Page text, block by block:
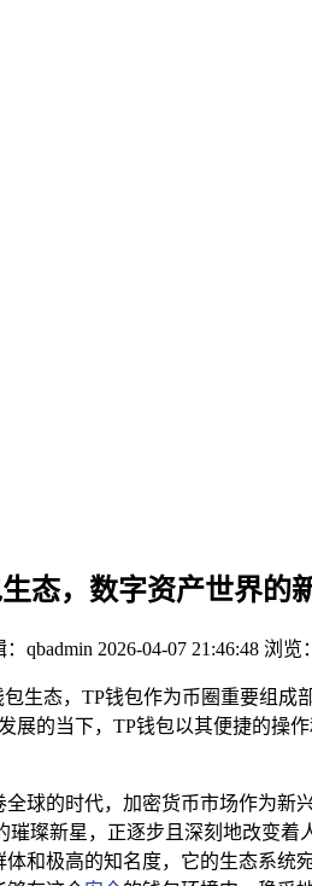
态，数字资产世界的
qbadmin 2026-04-07 21:46:48 浏览
生态，TP钱包作为币圈重要组
展的当下，TP钱包以其便捷的操
球的时代，加密货币市场作为
璨新星，正逐步且深刻地改变着
和极高的知名度，它的生态系